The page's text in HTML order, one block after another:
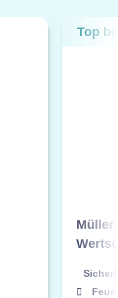
Top
Müller